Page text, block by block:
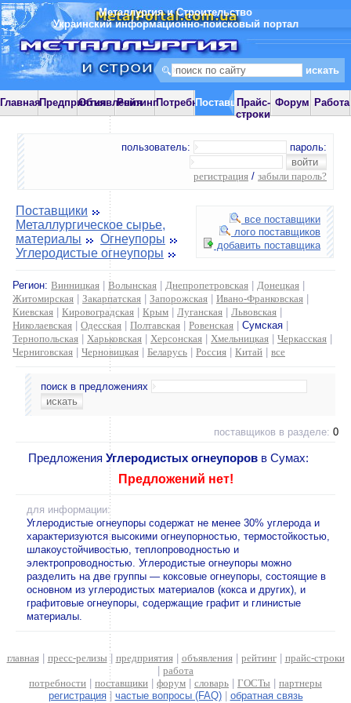
Металлургия и Строительство
Украинский информационно-поисковый портал
ГлавнаяПредприятияОбъявления
РейтингПотребностиПоставщики
Прайс-
строки
Форум Работа
пользователь: пароль:
регистрация / забыли пароль?
все поставщики
лого поставщиков
добавить поставщика
Поставщики
Металлургическое сырье,
материалы
Огнеупоры
Углеродистые огнеупоры
Регион: Винницкая Волынская Днепропетровская Донецкая
Житомирская
Закарпатская Запорожская Ивано-Франковская
Киевская
Кировоградская Крым Луганская Львовская
Николаевская
Одесская Полтавская Ровенская Сумская
Тернопольская
Харьковская Херсонская Хмельницкая Черкасская
Черниговская
Черновицкая Беларусь Россия Китай все
поиск в предложениях
поставщиков в разделе: 0
Предложения Углеродистых огнеупоров в Сумах:
Предложений нет!
для информации:
Углеродистые огнеупоры содержат не менее 30% углерода и
характеризуются высокими огнеупорностью, термостойкостью,
шлакоустойчивостью, теплопроводностью и
электропроводностью. Углеродистые огнеупоры можно
разделить на две группы — коксовые огнеупоры, состоящие в
основном из углеродистых материалов (кокса и других), и
графитовые огнеупоры, содержащие графит и глинистые
материалы.
главная| пресс-релизы | предприятия| объявления| рейтинг| прайс-строки
работа
потребности
поставщики форум словарь ГОСТы
партнеры
регистрация| частые вопросы (FAQ)| обратная связь